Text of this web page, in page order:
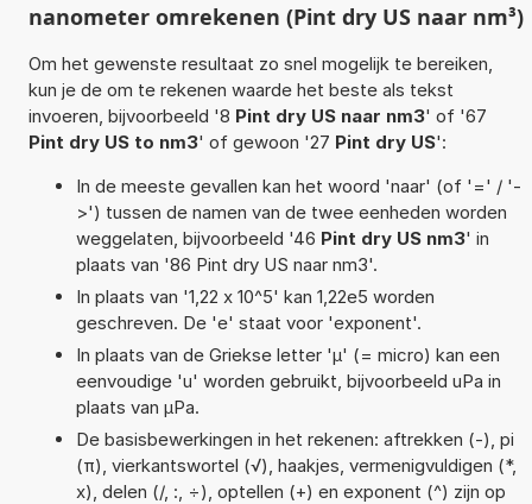
nanometer omrekenen (Pint dry US naar nm³)
Om het gewenste resultaat zo snel mogelijk te bereiken,
kun je de om te rekenen waarde het beste als tekst
invoeren, bijvoorbeeld '8 Pint dry US naar nm3' of '67
Pint dry US to nm3' of gewoon '27 Pint dry US':
In de meeste gevallen kan het woord 'naar' (of '=' / '-
>') tussen de namen van de twee eenheden worden
weggelaten, bijvoorbeeld '46 Pint dry US nm3' in
plaats van '86 Pint dry US naar nm3'.
In plaats van '1,22 x 10^5' kan 1,22e5 worden
geschreven. De 'e' staat voor 'exponent'.
In plaats van de Griekse letter 'µ' (= micro) kan een
eenvoudige 'u' worden gebruikt, bijvoorbeeld uPa in
plaats van µPa.
De basisbewerkingen in het rekenen: aftrekken (-), pi
(π), vierkantswortel (√), haakjes, vermenigvuldigen (*,
x), delen (/, :, ÷), optellen (+) en exponent (^) zijn op